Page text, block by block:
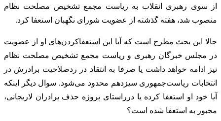
از سوی رهبری انقلاب به ریاست مجمع تشخیص مصلحت نظام
منصوب شد، هفته گذشته از عضویت شورای نگهبان استعفا کرد.
حالا این بحث مطرح است که آیا این استعفاکردن‌های او از عضویت
در مجلس خبرگان رهبری و ریاست مجمع تشخیص مصلحت نظام
نیز ادامه خواهد داشت یا صرفا به انتقاد در ردصلاحیت برادرش در
انتخابات ریاست‌جمهوری سیزدهم محدود می‌شود. سوال دیگر اینکه
آیا خود او استعفا کرده یا درراستای پروژه حذف برادران لاریجانی،
مجبور به استعفا شده است؟